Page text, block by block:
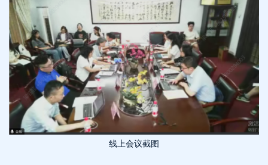
线上会议截图